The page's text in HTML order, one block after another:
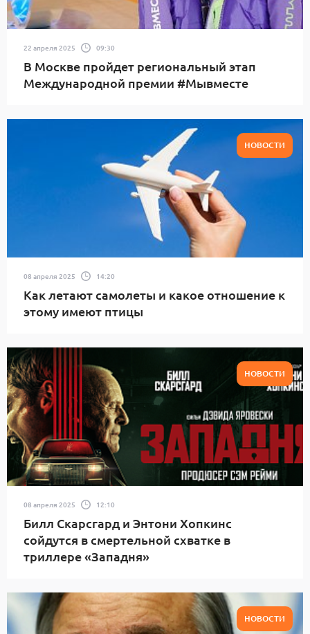
22 апреля 2025 09:30
В Москве пройдет региональный этап
Международной премии #Мывместе
НОВОСТИ
08 апреля 2025 14:20
Как летают самолеты и какое отношение к
этому имеют птицы
НОВОСТИ
08 апреля 2025 12:10
Билл Скарсгард и Энтони Хопкинс
сойдутся в смертельной схватке в
триллере «Западня»
НОВОСТИ